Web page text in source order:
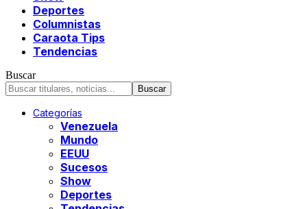
Deportes
Columnistas
Caraota Tips
Tendencias
Buscar
Categorías
Venezuela
Mundo
EEUU
Sucesos
Show
Deportes